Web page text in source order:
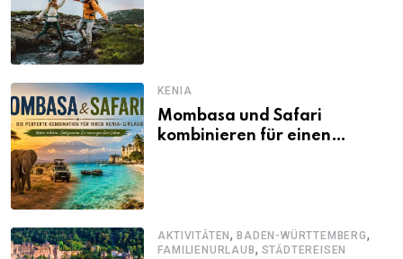
KENIA
Mombasa und Safari
kombinieren für einen
AKTIVITÄTEN,BADEN-WÜRTTEMBERG,
FAMILIENURLAUB, STÄDTEREISEN